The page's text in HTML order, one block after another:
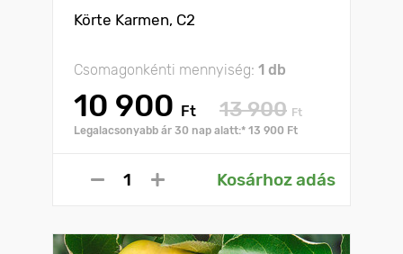
Körte Karmen, C2
Csomagonkénti mennyiség: 1 db
10 900 Ft 13 900 Ft
Legalacsonyabb ár 30 nap alatt:* 13 900 Ft
Kosárhoz adás